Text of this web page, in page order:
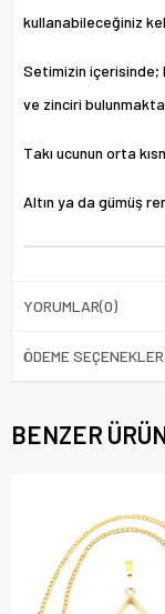
kullanabileceğiniz
Setimizin içerisinde;
ve zinciri
Takı ucunun orta
Altın ya da gümüş
YORUMLAR(0)
ÖDEME
BENZER